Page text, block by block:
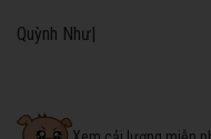
Quỳnh Như|